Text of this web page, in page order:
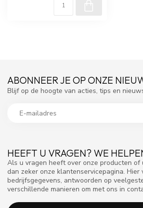
HEEFT U VRAGEN? WE
Als u vragen heeft over onze producten of
dan zeker onze klantenservicepagina. Hier
bedrijfsgegevens, antwoorden op
verschillende manieren om met ons in
ABONNEER JE OP ONZE
Blijf op de hoogte van acties, tips en